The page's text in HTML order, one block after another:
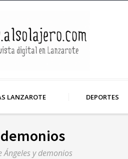
LANZAROTE DEPORTES
Ángeles y demonios